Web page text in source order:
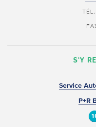
TÉL.
S'Y
Service
P+R